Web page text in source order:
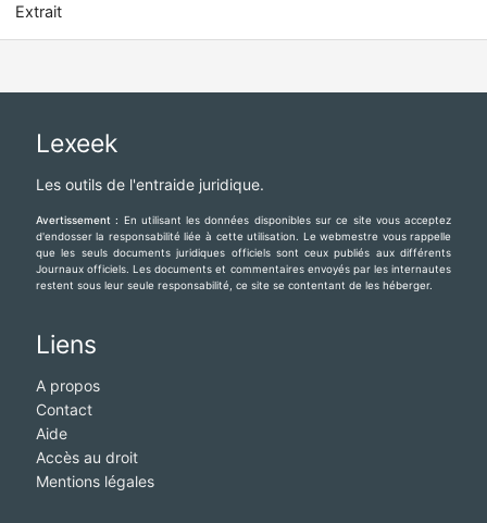
Extrait
Lexeek
Les outils de l'entraide juridique.
Avertissement : En utilisant les données disponibles sur ce site vous acceptez
d'endosser la responsabilité liée à cette utilisation. Le webmestre vous rappelle
que les seuls documents juridiques officiels sont ceux publiés aux différents
Journaux officiels. Les documents et commentaires envoyés par les internautes
restent sous leur seule responsabilité, ce site se contentant de les héberger.
Liens
A propos
Contact
Aide
Accès au droit
Mentions légales